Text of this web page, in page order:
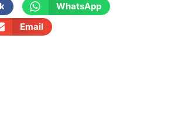
WhatsApp
Email